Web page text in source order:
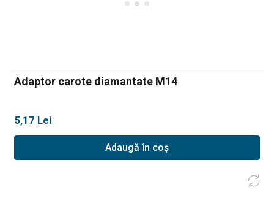
Adaptor carote diamantate M14
5,17 Lei
Adaugă în coș